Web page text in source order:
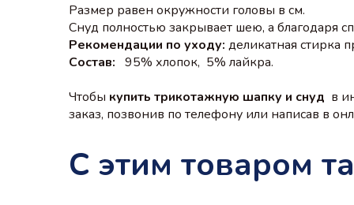
Размер равен окружности головы в см.
Снуд полностью закрывает шею, а благодаря
Рекомендации по уходу: деликатная стирка
Состав: 95% хлопок, 5% лайкра.
Чтобы купить трикотажную шапку и снуд в
заказ, позвонив по телефону или написав в
С этим товаром